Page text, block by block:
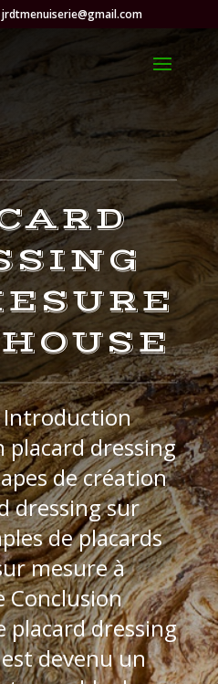
jrdtmenuiserie@gmail.com
Introduction
placard dressing
de création
dressing sur
de placards
mesure à
Conclusion
dressing
devenu un